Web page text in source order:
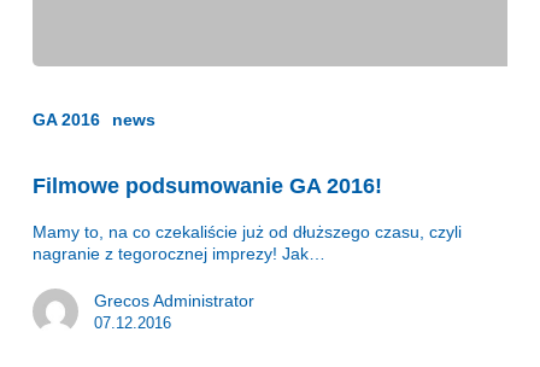
GA 2016 news
Filmowe podsumowanie GA 2016!
Mamy to, na co czekaliście już od dłuższego czasu, czyli
nagranie z tegorocznej imprezy! Jak…
Grecos Administrator
07.12.2016